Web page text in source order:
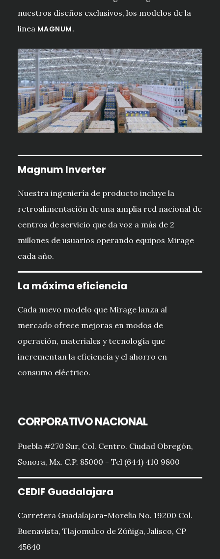
EXT. E INT.
DESNIVEL MÁXIMO ENTRE UNIDADES
INT.
M 10
nuestros diseños exclusivos, los modelos de la
linea MAGNUM.
Magnum Inverter
Nuestra ingeniería de producto incluye la
retroalimentación de una amplia red nacional de
centros de servicio que da voz a más de 2
millones de usuarios operando equipos Mirage
cada año.
La máxima eficiencia
Cada nuevo modelo que Mirage lanza al
mercado ofrece mejoras en modos de
operación, materiales y tecnología que
incrementan la eficiencia y el ahorro en
consumo eléctrico.
CORPORATIVO NACIONAL
Puebla #270 Sur, Col. Centro. Ciudad Obregón,
Sonora, Mx. C.P. 85000 - Tel (644) 410 9800
CEDIF Guadalajara
Carretera Guadalajara-Morelia No. 19200 Col.
Buenavista, Tlajomulco de Zúñiga, Jalisco, CP
45640